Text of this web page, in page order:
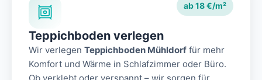
ab 18 €/m²
Teppichboden verlegen
Wir verlegen Teppichboden Mühldorf für mehr
Komfort und Wärme in Schlafzimmer oder Büro.